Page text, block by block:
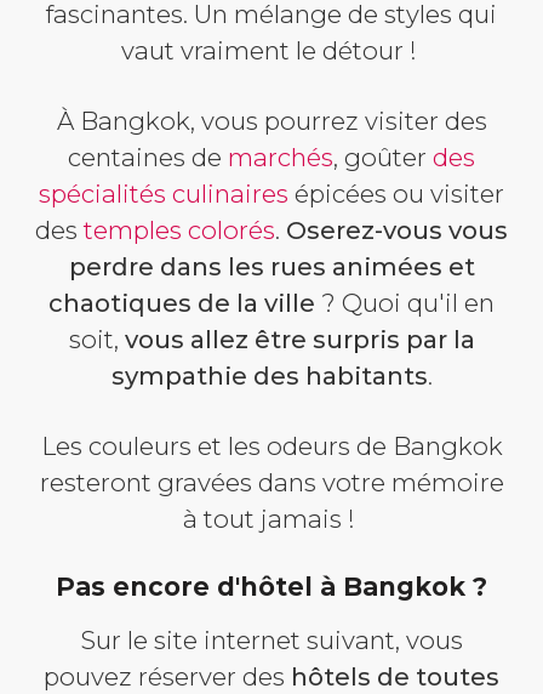
fascinantes. Un mélange de styles qui
vaut vraiment le détour !
À Bangkok, vous pourrez visiter des
centaines de marchés, goûter des
spécialités culinaires épicées ou visiter
des temples colorés. Oserez-vous vous
perdre dans les rues animées et
chaotiques de la ville ? Quoi qu'il en
soit, vous allez être surpris par la
sympathie des habitants.
Les couleurs et les odeurs de Bangkok
resteront gravées dans votre mémoire
à tout jamais !
Pas encore d'hôtel à Bangkok ?
Sur le site internet suivant, vous
pouvez réserver des hôtels de toutes